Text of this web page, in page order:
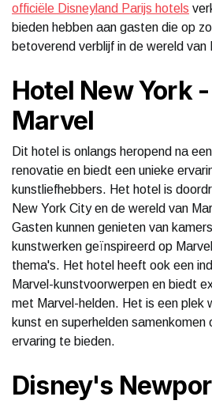
officiële Disneyland Parijs hotels
bieden hebben aan gasten die op
betoverend verblijf in de wereld van
Hotel New York
Marvel
Dit hotel is onlangs heropend na
renovatie en biedt een unieke
kunstliefhebbers. Het hotel is
New York City en de wereld van
Gasten kunnen genieten van
kunstwerken geïnspireerd op
thema's. Het hotel heeft ook een
Marvel-kunstvoorwerpen en biedt
met Marvel-helden. Het is een plek
kunst en superhelden
ervaring te bieden.
Disney's